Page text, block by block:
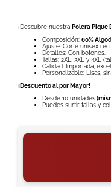
¡Descubre nuestra Polera Pique
Composición: 60%
Ajuste: Corte unisex
Detalles: Con botones.
Tallas: 2XL, 3XL y 4XL
Calidad: Importada,
Personalizable: Lisas,
¡Descuento al por Mayor!
Desde 10 unidades
Puedes surtir tallas y